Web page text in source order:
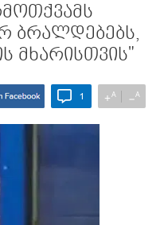
ბრალდებებს,
მხარისთვის"
1 +A −A